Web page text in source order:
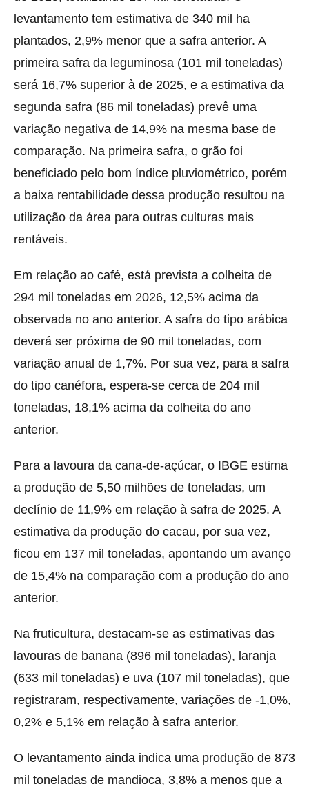
levantamento tem estimativa de 340 mil ha
plantados, 2,9% menor que a safra anterior. A
primeira safra da leguminosa (101 mil toneladas)
será 16,7% superior à de 2025, e a estimativa da
segunda safra (86 mil toneladas) prevê uma
variação negativa de 14,9% na mesma base de
comparação. Na primeira safra, o grão foi
beneficiado pelo bom índice pluviométrico, porém
a baixa rentabilidade dessa produção resultou na
utilização da área para outras culturas mais
rentáveis.
Em relação ao café, está prevista a colheita de
294 mil toneladas em 2026, 12,5% acima da
observada no ano anterior. A safra do tipo arábica
deverá ser próxima de 90 mil toneladas, com
variação anual de 1,7%. Por sua vez, para a safra
do tipo canéfora, espera-se cerca de 204 mil
toneladas, 18,1% acima da colheita do ano
anterior.
Para a lavoura da cana-de-açúcar, o IBGE estima
a produção de 5,50 milhões de toneladas, um
declínio de 11,9% em relação à safra de 2025. A
estimativa da produção do cacau, por sua vez,
ficou em 137 mil toneladas, apontando um avanço
de 15,4% na comparação com a produção do ano
anterior.
Na fruticultura, destacam-se as estimativas das
lavouras de banana (896 mil toneladas), laranja
(633 mil toneladas) e uva (107 mil toneladas), que
registraram, respectivamente, variações de -1,0%,
0,2% e 5,1% em relação à safra anterior.
O levantamento ainda indica uma produção de 873
mil toneladas de mandioca, 3,8% a menos que a